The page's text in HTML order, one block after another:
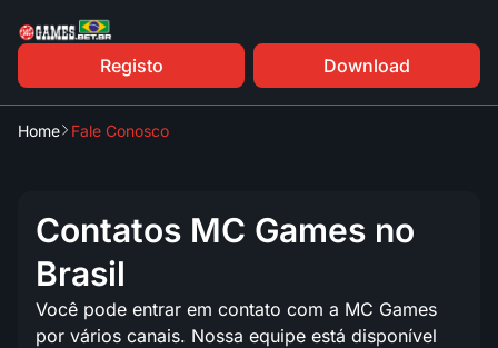
Registo Download
Home Fale Conosco
Contatos MC Games no
Brasil
Você pode entrar em contato com a MC Games
por vários canais. Nossa equipe está disponível